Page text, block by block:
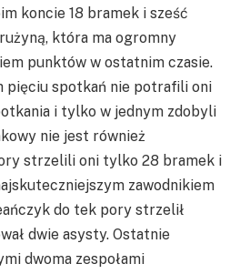
koncie 18 bramek i sześć
która ma ogromny
punktów w ostatnim czasie.
pięciu spotkań nie potrafili oni
i tylko w jednym zdobyli
nie jest również
strzelili oni tylko 28 bramek i
zawodnikiem
do tek pory strzelił
dwie asysty. Ostatnie
dwoma zespołami